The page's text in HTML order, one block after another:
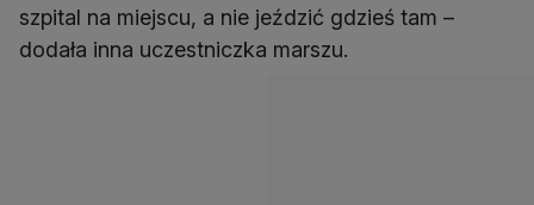
szpital na miejscu, a nie jeździć gdzieś tam –
dodała inna uczestniczka marszu.